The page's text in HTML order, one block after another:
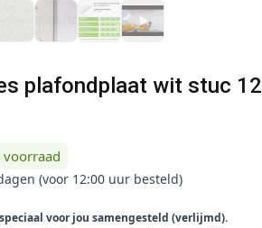
plafondplaat wit stuc
voorraad
(voor 12:00 uur besteld)
voor jou samengesteld (verlijmd).